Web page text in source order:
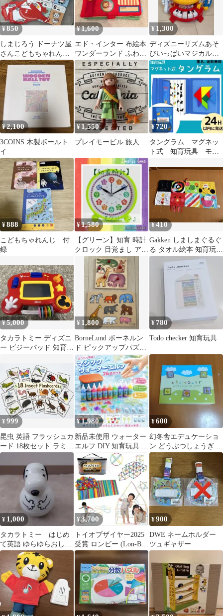
¥850
しまじろう ドーナツ屋
さんこどもちゃれんじ
ほっぷ 知育玩具
¥1,600
エド・インター 布絵本
ワンダーランド ふわふ
わトーイ しかけがいっ
ぱい
¥ 1,300
ディズニーリズムあそ
びいっぱいマジカルバ
ンド
¥2,100
3COINS 木製ボールト
イ
¥ 1,550
プレイモービル 旅人
¥720
タングラム マグネッ
ト式 知育玩具 モン
こども 型はめ 動物
¥888
こどもちゃれんじ 付
録
¥1,580
【グリーン】知育 時計
クロック 目覚まし アラ
ーム インテリア 子供
アナログ
¥410
Gakken しましまぐるぐ
る タオル絵本 知育玩具
ベビー 赤ちゃん 新生児
¥5,000
タカラトミー ディズニ
ー ビジーパッド 知育玩
¥ 1,800
BorneLund ボーネルン
ド ピックアップパズル
動物園 2枚セット
¥ 780
Todo checker 知育玩具
¥999
昆虫 英語 フラッシュカ
ード 18枚セット ラミネ
ート済み 知育教材
¥1,980
新品未使用 ウォーター
エルフ DIY 知育玩具 手
作りおもちゃ
¥600
幻冬舎エデュケーショ
ン どうぶつしょうぎ 知
育玩具 説明書なし
¥ 1,000
タカラトミー はじめ
て英語 ゆらゆらおしゃ
べりローリー スヌーピ
¥3,700
トイオブザイヤー2025
受賞 ロンビー (Lon-Bi)
自分でつくる屋内遊具
¥900
DWE ネームホルダー
ツュギャザー